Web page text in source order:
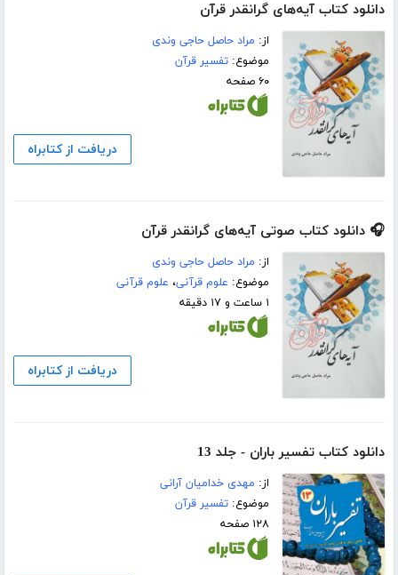
دانلود کتاب آیه‌های گرانقدر قرآن
از: مراد حاصل حاجی وندی
موضوع:تفسیر قرآن
۶۰ صفحه
دریافت از کتابراه
🎧 دانلود کتاب صوتی آیه‌های گرانقدر قرآن
از: مراد حاصل حاجی وندی
موضوع: علوم قرآنی، علوم قرآنی
۱ ساعت و ۱۷ دقیقه
دریافت از کتابراه
دانلود کتاب تفسیر باران - جلد 13
از: مهدی خدامیان آرانی
موضوع:تفسیر قرآن
۱۲۸ صفحه